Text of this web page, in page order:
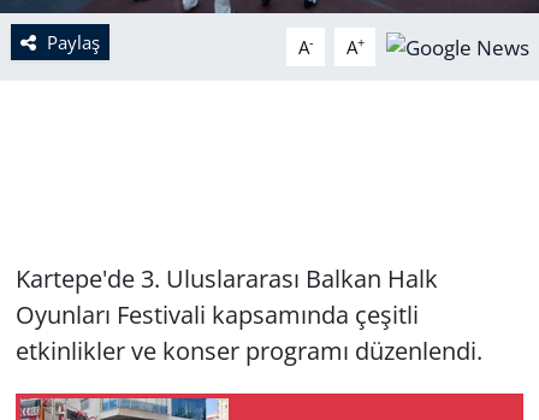
Paylaş A- A+
Kartepe'de 3. Uluslararası Balkan Halk
Oyunları Festivali kapsamında çeşitli
etkinlikler ve konser programı düzenlendi.